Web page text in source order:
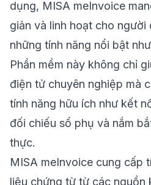
dụng, MISA meInvoice
giản và linh hoạt cho
những tính năng nổi bật
Phần mềm này không chỉ
điện tử chuyên nghiệp mà
tính năng hữu ích như kết
đối chiếu sổ phụ và nắm
thực.
MISA meInvoice cung cấp
liệu chứng từ từ các nguồn